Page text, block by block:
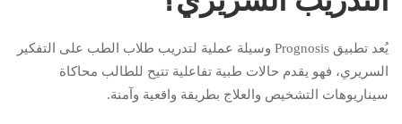
يُعد تطبيق Prognosis وسيلة عملية لتدريب طلاب الطب على التفكير
السريري، فهو يقدم حالات طبية تفاعلية تتيح للطالب محاكاة
سيناريوهات التشخيص والعلاج بطريقة واقعية وآمنة.